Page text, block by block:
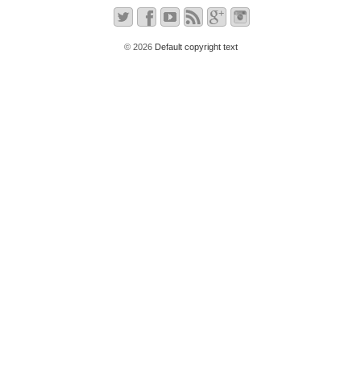
© 2026Default copyright text